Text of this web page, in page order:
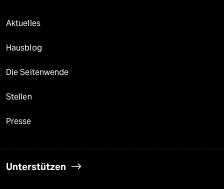
Aktuelles
Hausblog
Die Seitenwende
Stellen
Presse
Unterstützen